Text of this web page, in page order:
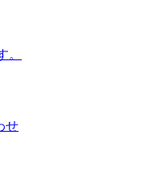
。
せ